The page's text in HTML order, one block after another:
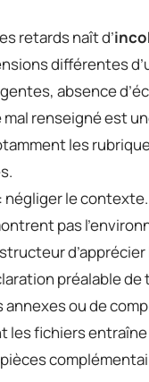
retards naît d’
différentes
absence
mal renseigné est
les
négliger le
pas
d’apprécier
préalable de
annexes ou de
les fichiers